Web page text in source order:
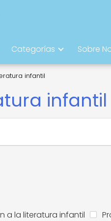
Categorías Sobre
infantil
infantil
a la literatura infantil